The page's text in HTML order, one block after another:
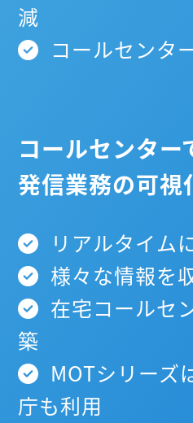
減
コールセンタ
コールセンター
発信業務の可視
リアルタイム
様々な情報を
在宅コールセ
築
MOTシリーズ
庁も利用